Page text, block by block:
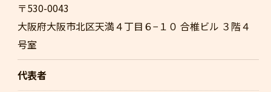
〒530-0043
大阪府大阪市北区天満４丁目６−１０ 合椎ビル ３階４
号室
代表者